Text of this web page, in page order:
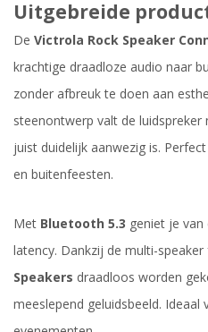
Uitgebreide
De Victrola Rock Speaker
krachtige draadloze audio naar
zonder afbreuk te doen aan
steenontwerp valt de
juist duidelijk aanwezig is.
en buitenfeesten.
Met Bluetooth 5.3 geniet je van
latency. Dankzij de multi-
Speakers draadloos worden
meeslepend geluidsbeeld.